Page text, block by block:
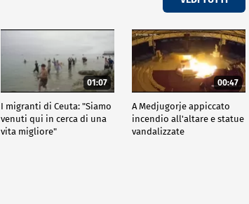
01:07
I migranti di Ceuta: "Siamo
venuti qui in cerca di una
vita migliore"
00:47
A Medjugorje appiccato
incendio all'altare e statue
vandalizzate